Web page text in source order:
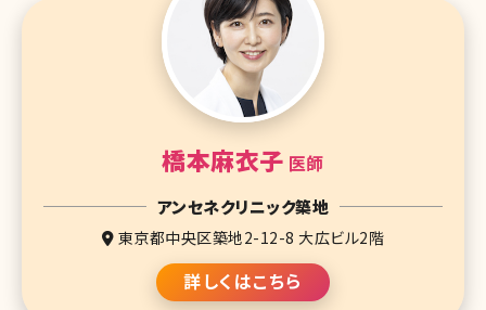
橋本麻衣子 医師
アンセネクリニック築地
東京都中央区築地2-12-8 大広ビル2階
詳しくはこちら